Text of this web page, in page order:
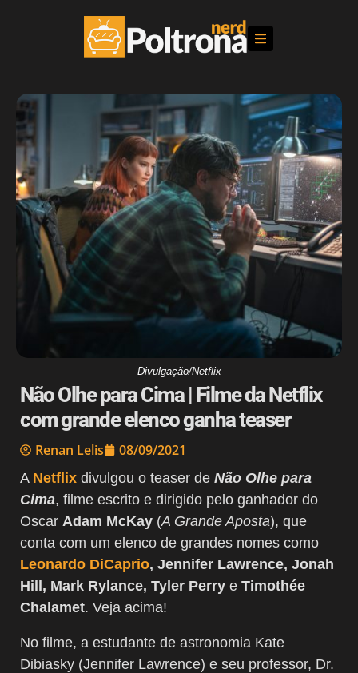
Divulgação/Netflix
Não Olhe para Cima | Filme da Netflix
com grande elenco ganha teaser
Renan Lelis 08/09/2021
A Netflix divulgou o teaser de Não Olhe para
Cima, filme escrito e dirigido pelo ganhador do
Oscar Adam McKay (A Grande Aposta), que
conta com um elenco de grandes nomes como
Leonardo DiCaprio, Jennifer Lawrence, Jonah
Hill, Mark Rylance, Tyler Perry e Timothée
Chalamet. Veja acima!
No filme, a estudante de astronomia Kate
Dibiasky (Jennifer Lawrence) e seu professor, Dr.